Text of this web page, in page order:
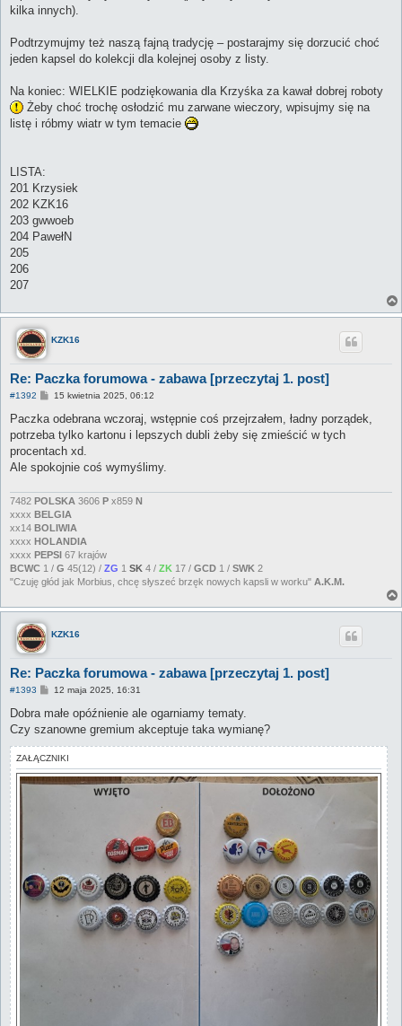
kilka innych).
Podtrzymujmy też naszą fajną tradycję – postarajmy się dorzucić choć
jeden kapsel do kolekcji dla kolejnej osoby z listy.
Na koniec: WIELKIE podziękowania dla Krzyśka za kawał dobrej roboty
Żeby choć trochę osłodzić mu zarwane wieczory, wpisujmy się na
listę i róbmy wiatr w tym temacie
LISTA:
201 Krzysiek
202 KZK16
203 gwwoeb
204 PawełN
205
206
207
KZK16
Re: Paczka forumowa - zabawa [przeczytaj 1. post]
#1392
P
s
15 kwietnia 2025, 06:12
Paczka odebrana wczoraj, wstępnie coś przejrzałem, ładny porządek,
potrzeba tylko kartonu i lepszych dubli żeby się zmieścić w tych
procentach xd.
Ale spokojnie coś wymyślimy.
7482 POLSKA 3606 P x859 N
xxxx BELGIA
xx14 BOLIWIA
xxxx HOLANDIA
xxxx PEPSI 67 krajów
BCWC 1 / G 45(12) / ZG 1 SK 4 / ZK 17 / GCD 1 / SWK 2
"Czuję głód jak Morbius, chcę słyszeć brzęk nowych kapsli w worku" A.K.M.
KZK16
Re: Paczka forumowa - zabawa [przeczytaj 1. post]
#1393
P
s
12 maja 2025, 16:31
Dobra małe opóźnienie ale ogarniamy tematy.
Czy szanowne gremium akceptuje taka wymianę?
ZAŁĄCZNIKI